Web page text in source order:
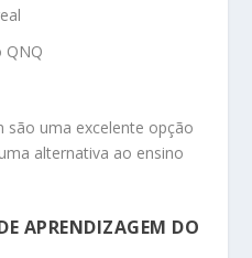
QNQ
são uma excelente opção
alternativa ao ensino
APRENDIZAGEM DO